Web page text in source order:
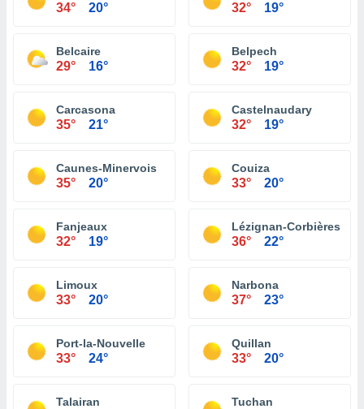
34° 20° 32° 19°
Belcaire
29° 16°
Belpech
32° 19°
Carcasona
35° 21°
Castelnaudary
32° 19°
Caunes-Minervois
35° 20°
Couiza
33° 20°
Fanjeaux
32° 19°
Lézignan-Corbières
36° 22°
Limoux
33° 20°
Narbona
37° 23°
Port-la-Nouvelle
33° 24°
Quillan
33° 20°
Talairan Tuchan